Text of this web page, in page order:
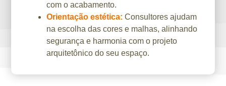
com o acabamento.
Orientação estética: Consultores ajudam
na escolha das cores e malhas, alinhando
segurança e harmonia com o projeto
arquitetônico do seu espaço.